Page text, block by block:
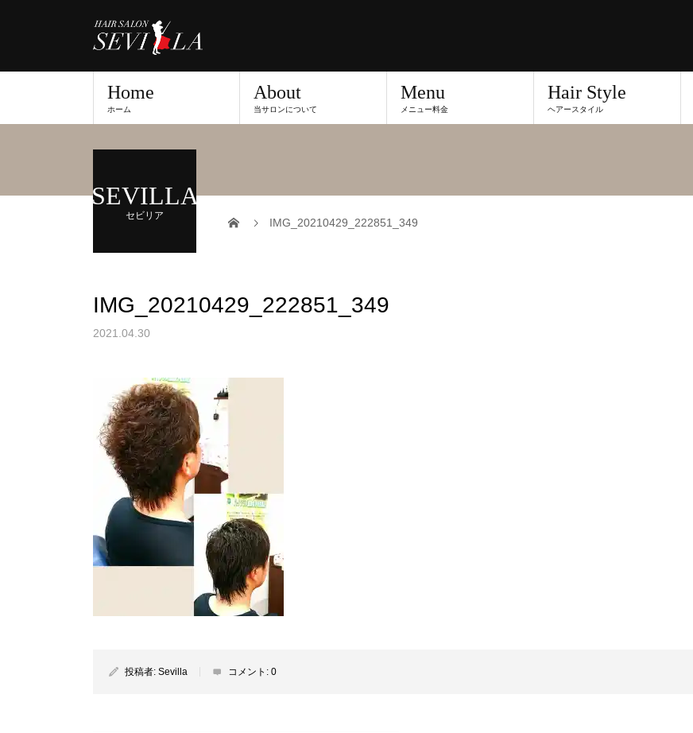
Home
ホーム
About
当サロンについて
Menu
メニュー料金
Hair Style
ヘアースタイル
SEVILLA
セビリア
IMG_20210429_222851_349
IMG_20210429_222851_349
2021.04.30
投稿者: Sevilla コメント: 0